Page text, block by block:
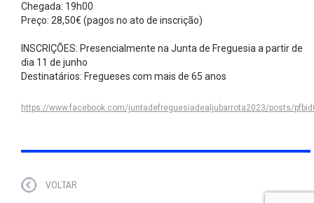
Chegada: 19h00
Preço: 28,50€ (pagos no ato de inscrição)
INSCRIÇÕES: Presencialmente na Junta de Freguesia a partir de
dia 11 de junho
Destinatários: Fregueses com mais de 65 anos
https://www.facebook.com/juntadefreguesiadealjubarrota2023/posts/
VOLTAR